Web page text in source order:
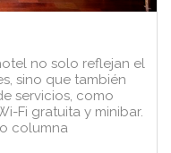
no solo reflejan el
sino que también
servicios, como
Fi gratuita y minibar.
columna